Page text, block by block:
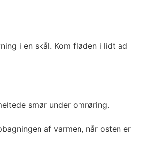
i en skål. Kom fløden i lidt ad
smør under omrøring.
af varmen, når osten er